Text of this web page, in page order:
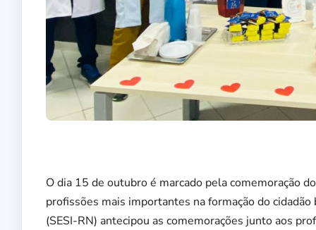
O dia 15 de outubro é marcado pela comemoração
profissões mais importantes na formação do
(SESI-RN) antecipou as comemorações junto aos